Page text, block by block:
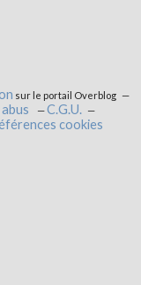
sur le portail Overblog
C.G.U.
cookies